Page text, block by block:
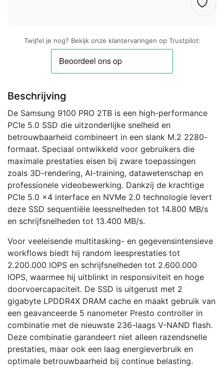
Twijfel je nog? Bekijk onze klantervaringen op Trustpilot:
Beschrijving
De Samsung 9100 PRO 2TB is een high-performance
PCIe 5.0 SSD die uitzonderlijke snelheid en
betrouwbaarheid combineert in een slank M.2 2280-
formaat. Speciaal ontwikkeld voor gebruikers die
maximale prestaties eisen bij zware toepassingen
zoals 3D-rendering, AI-training, datawetenschap en
professionele videobewerking. Dankzij de krachtige
PCIe 5.0 x4 interface en NVMe 2.0 technologie levert
deze SSD sequentiële leessnelheden tot 14.800 MB/s
en schrijfsnelheden tot 13.400 MB/s.
Voor veeleisende multitasking- en gegevensintensieve
workflows biedt hij random leesprestaties tot
2.200.000 IOPS en schrijfsnelheden tot 2.600.000
IOPS, waarmee hij uitblinkt in responsiviteit en hoge
doorvoercapaciteit. De SSD is uitgerust met 2
gigabyte LPDDR4X DRAM cache en maakt gebruik van
een geavanceerde 5 nanometer Presto controller in
combinatie met de nieuwste 236-laags V-NAND flash.
Deze combinatie garandeert niet alleen razendsnelle
prestaties, maar ook een laag energieverbruik en
optimale betrouwbaarheid bij continue belasting.